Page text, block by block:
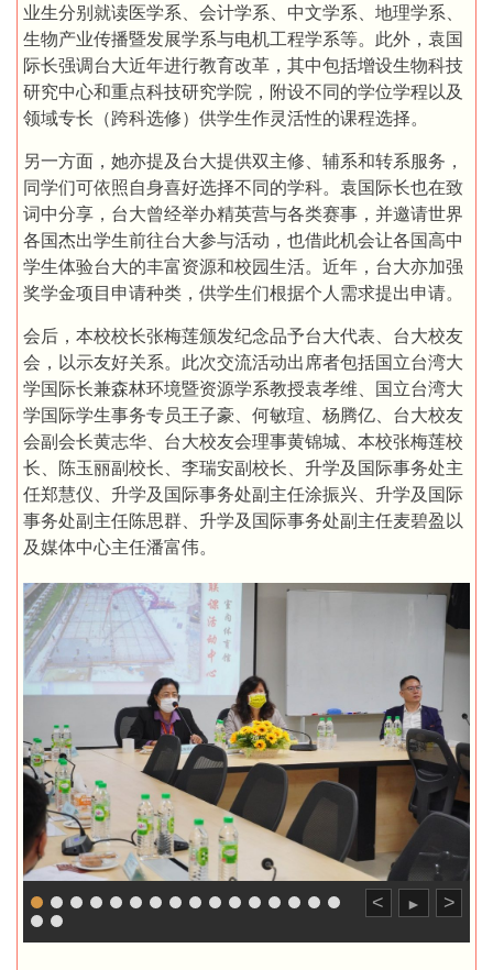
业生分别就读医学系、会计学系、中文学系、地理学系、
生物产业传播暨发展学系与电机工程学系等。此外，袁国
际长强调台大近年进行教育改革，其中包括增设生物科技
研究中心和重点科技研究学院，附设不同的学位学程以及
领域专长（跨科选修）供学生作灵活性的课程选择。
另一方面，她亦提及台大提供双主修、辅系和转系服务，
同学们可依照自身喜好选择不同的学科。袁国际长也在致
词中分享，台大曾经举办精英营与各类赛事，并邀请世界
各国杰出学生前往台大参与活动，也借此机会让各国高中
学生体验台大的丰富资源和校园生活。近年，台大亦加强
奖学金项目申请种类，供学生们根据个人需求提出申请。
会后，本校校长张梅莲颁发纪念品予台大代表、台大校友
会，以示友好关系。此次交流活动出席者包括国立台湾大
学国际长兼森林环境暨资源学系教授袁孝维、国立台湾大
学国际学生事务专员王子豪、何敏瑄、杨腾亿、台大校友
会副会长黄志华、台大校友会理事黄锦城、本校张梅莲校
长、陈玉丽副校长、李瑞安副校长、升学及国际事务处主
任郑慧仪、升学及国际事务处副主任涂振兴、升学及国际
事务处副主任陈思群、升学及国际事务处副主任麦碧盈以
及媒体中心主任潘富伟。
< ► >